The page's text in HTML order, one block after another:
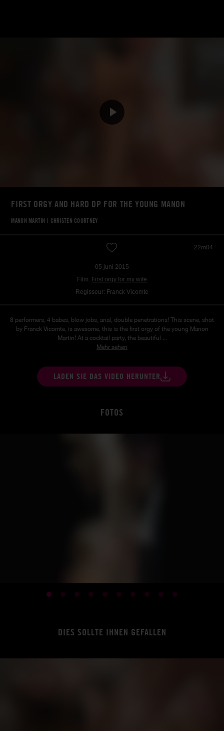
FIRST ORGY AND HARD DP FOR THE YOUNG MANON
MANON MARTIN | CHRISTEN COURTNEY
22m04
05 juni 2015
Film: First orgy for my wife
Regisseur: Franck Vicomte
8 performers, 4 babes, blow jobs, anal, double penetrations! This scene, shot
by Franck Vicomte, is awesome, this is the first orgy of the young Manon
Martin! At a cocktail party, the beautiful ...
Mehr sehen
LADEN SIE DAS VIDEO HERUNTER
FOTOS
DIES SOLLTE IHNEN GEFALLEN